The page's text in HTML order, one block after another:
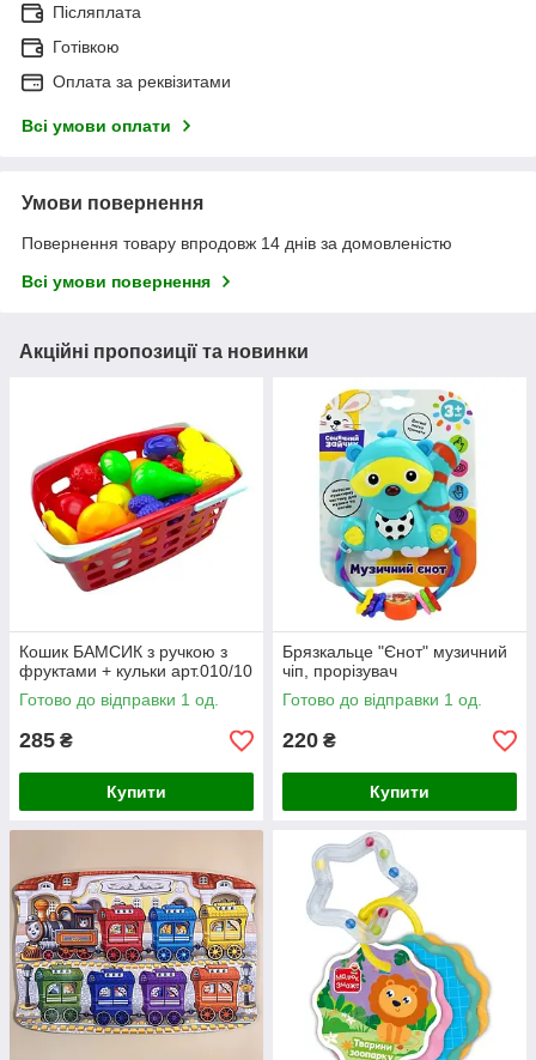
Післяплата
Готівкою
Оплата за реквізитами
Всі умови оплати
Умови повернення
Повернення товару впродовж 14 днів за домовленістю
Всі умови повернення
Акційні пропозиції та новинки
Кошик БАМСИК з ручкою з
фруктами + кульки арт.010/10
Готово до відправки 1 од.
285 ₴
Купити
Брязкальце "Єнот" музичний
чіп, прорізувач
Готово до відправки 1 од.
220 ₴
Купити